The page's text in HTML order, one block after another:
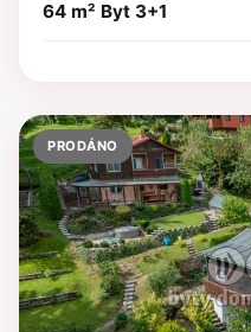
64 m² Byt 3+1
PRODÁNO